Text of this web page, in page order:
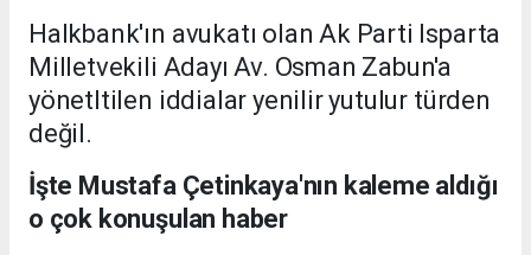
Halkbank'ın avukatı olan Ak Parti Isparta
Milletvekili Adayı Av. Osman Zabun'a
yönetltilen iddialar yenilir yutulur türden
değil.
İşte Mustafa Çetinkaya'nın kaleme aldığı
o çok konuşulan haber